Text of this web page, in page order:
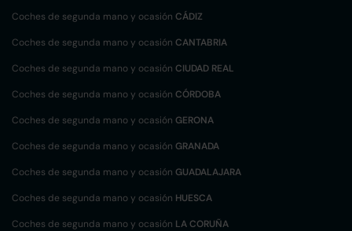
Coches de segunda mano y ocasión CÁDIZ
Coches de segunda mano y ocasión CANTABRIA
Coches de segunda mano y ocasión CIUDAD REAL
Coches de segunda mano y ocasión CÓRDOBA
Coches de segunda mano y ocasión GERONA
Coches de segunda mano y ocasión GRANADA
Coches de segunda mano y ocasión GUADALAJARA
Coches de segunda mano y ocasión HUESCA
Coches de segunda mano y ocasión LA CORUÑA